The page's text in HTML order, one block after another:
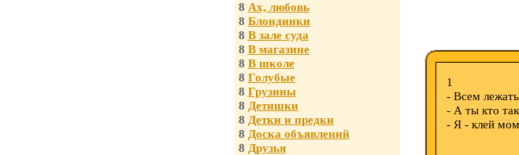
8 Ах, любовь
8 Блондинки
8 В зале суда
8 В магазине
8 В школе
8 Голубые
8 Грузины
8 Детишки
8 Детки и предки
8 Доска объявлений
8 Друзья
1
- Всем
- А ты кто
- Я - клей